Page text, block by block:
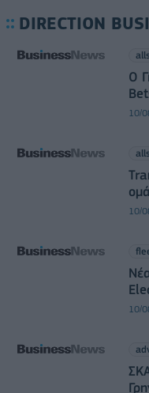
DIRECTION
O
10/
10/
10/